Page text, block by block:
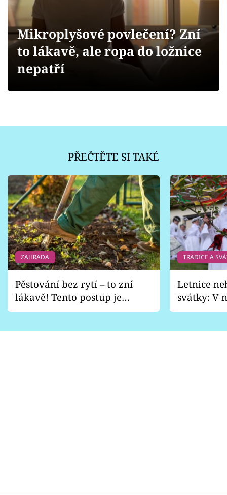
Přihlášení
Sledujte nás
Mikroplyšové povlečení? Zní
to lákavě, ale ropa do ložnice
nepatří
PŘEČTĚTE SI TAKÉ
ZAHRADA
Pěstování bez rytí – to zní
lákavě! Tento postup je
vhodný jen pro některé
TRADICE A
Letnice
svátky: V
pondělí